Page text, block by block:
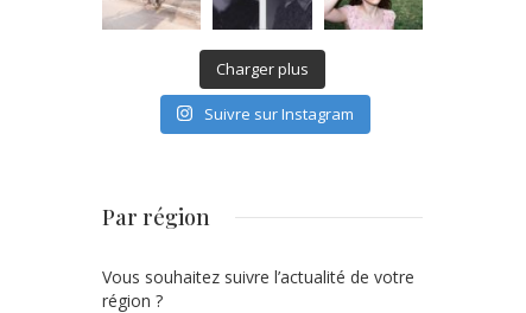
Charger plus
Suivre sur Instagram
Par région
Vous souhaitez suivre l’actualité de votre
région ?